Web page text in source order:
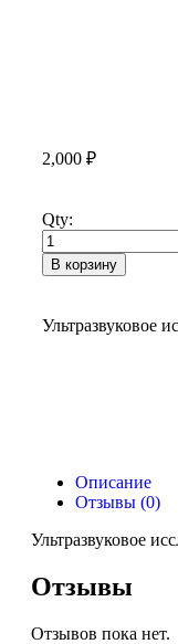
2,000 ₽
Qty:
В корзину
Ультразвуковое
Описание
Отзывы (0)
Ультразвуковое
Отзывы
Отзывов пока нет.